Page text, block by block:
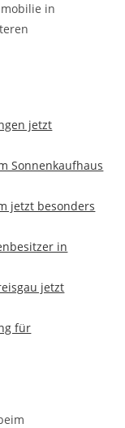
in
jetzt
Sonnenkaufhaus
jetzt besonders
in
jetzt
für